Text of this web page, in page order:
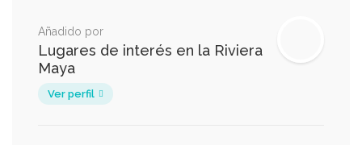
Añadido por
Lugares de interés en la Riviera
Maya
Ver perfil